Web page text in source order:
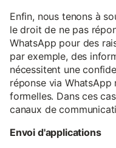
Enfin, nous tenons à
le droit de ne pas
WhatsApp pour des
par exemple, des
nécessitent une
réponse via
formelles. Dans ces
canaux de
Envoi d'applications